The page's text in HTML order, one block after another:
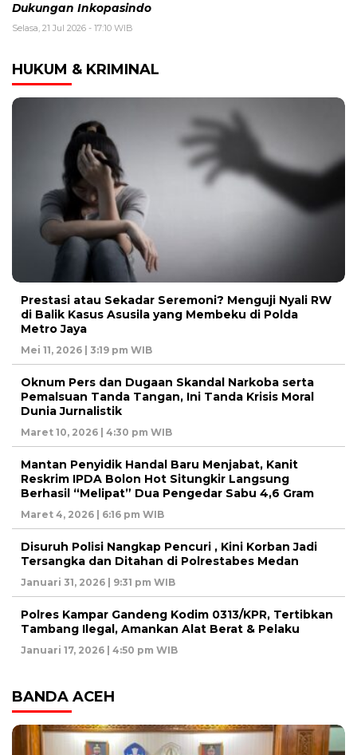
Dukungan Inkopasindo
Selasa, 21 Jul 2026 - 17:10 WIB
HUKUM & KRIMINAL
Prestasi atau Sekadar Seremoni? Menguji Nyali RW
di Balik Kasus Asusila yang Membeku di Polda
Metro Jaya
Mei 11, 2026 | 3:19 pm WIB
Oknum Pers dan Dugaan Skandal Narkoba serta
Pemalsuan Tanda Tangan, Ini Tanda Krisis Moral
Dunia Jurnalistik
Maret 10, 2026 | 4:30 pm WIB
Mantan Penyidik Handal Baru Menjabat, Kanit
Reskrim IPDA Bolon Hot Situngkir Langsung
Berhasil “Melipat” Dua Pengedar Sabu 4,6 Gram
Maret 4, 2026 | 6:16 pm WIB
Disuruh Polisi Nangkap Pencuri , Kini Korban Jadi
Tersangka dan Ditahan di Polrestabes Medan
Januari 31, 2026 | 9:31 pm WIB
Polres Kampar Gandeng Kodim 0313/KPR, Tertibkan
Tambang Ilegal, Amankan Alat Berat & Pelaku
Januari 17, 2026 | 4:50 pm WIB
BANDA ACEH